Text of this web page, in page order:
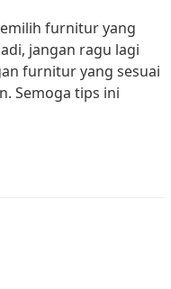
furnitur yang
jangan ragu lagi
furnitur yang sesuai
Semoga tips ini